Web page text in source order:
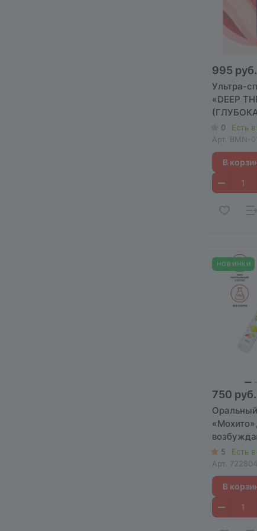
995 руб.
Ультра-
«DEEP
0
Есть
Арт. BMN-
В
НОВИНКИ
750 руб.
5
Есть
Арт.
722804
В